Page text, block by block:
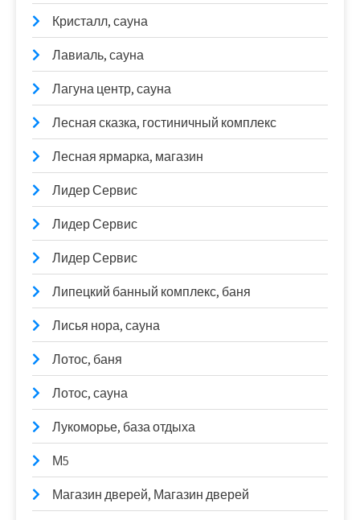
Кристалл, сауна
Лавиаль, сауна
Лагуна центр, сауна
Лесная сказка, гостиничный комплекс
Лесная ярмарка, магазин
Лидер Сервис
Лидер Сервис
Лидер Сервис
Липецкий банный комплекс, баня
Лисья нора, сауна
Лотос, баня
Лотос, сауна
Лукоморье, база отдыха
М5
Магазин дверей, Магазин дверей